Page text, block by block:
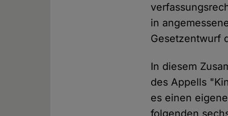
in
Gesetzentwurf
In diesem
des Appells
es einen